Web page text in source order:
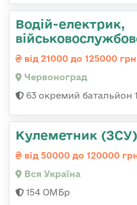
Водій-електрик,
від 21000 до 125000 грн
Червоноград
63 окремий батальйон
Кулеметник (ЗСУ)
від 50000 до 120000
Вся Україна
154 ОМБр